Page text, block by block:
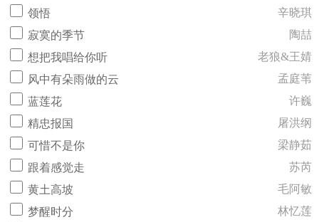
领悟
辛晓琪
寂寞的季节
陶喆
想把我唱给你听
老狼&王婧
风中有朵雨做的云
孟庭苇
蓝莲花
许巍
精忠报国
屠洪纲
可惜不是你
梁静茹
跟着感觉走
苏芮
黄土高坡
毛阿敏
梦醒时分
林忆莲